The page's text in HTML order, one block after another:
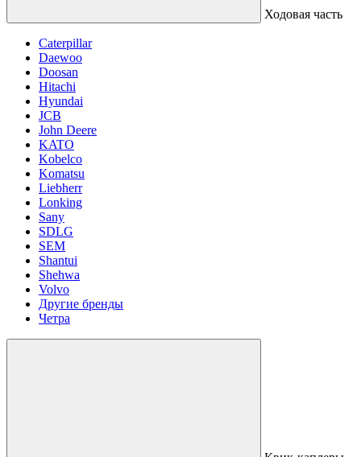
Ходовая часть
Caterpillar
Daewoo
Doosan
Hitachi
Hyundai
JCB
John Deere
KATO
Kobelco
Komatsu
Liebherr
Lonking
Sany
SDLG
SEM
Shantui
Shehwa
Volvo
Другие бренды
Четра